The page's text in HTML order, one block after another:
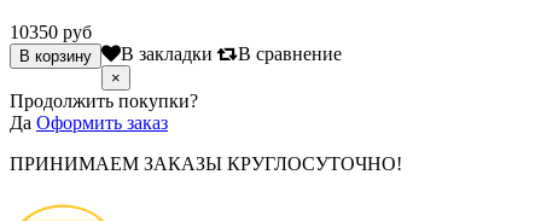
10350 руб
В закладки В сравнение
×
Продолжить покупки?
Да Оформить заказ
ПРИНИМАЕМ ЗАКАЗЫ КРУГЛОСУТОЧНО!